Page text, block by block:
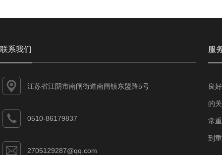
联系我们
江苏省江阴市南闸街道南闸镇东盟路5号
0510-86179837
2705129287@qq.com
服
良
的
常
到